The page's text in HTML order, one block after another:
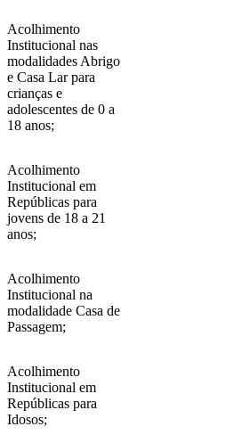
Acolhimento
Institucional nas
modalidades Abrigo
e Casa Lar para
crianças e
adolescentes de 0 a
18 anos;
Acolhimento
Institucional em
Repúblicas para
jovens de 18 a 21
anos;
Acolhimento
Institucional na
modalidade Casa de
Passagem;
Acolhimento
Institucional em
Repúblicas para
Idosos;